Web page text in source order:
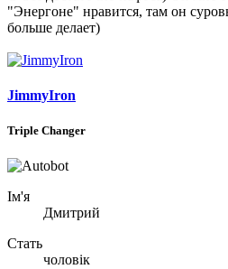
"Энергоне" нравится, там он
больше делает)
JimmyIron
Triple Changer
Ім'я
Дмитрий
Стать
чоловік